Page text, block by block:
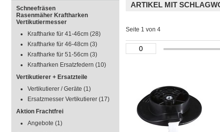
Schneefräsen
Rasenmäher Kraftharken
Vertikutiermesser
Kraftharke für 41-46cm (28)
Kraftharke für 46-48cm (3)
Kraftharke für 51-56cm (3)
Kraftharken Ersatzfedern (10)
Vertikutierer + Ersatzteile
Vertikutierer / Geräte (1)
Ersatzmesser Vertikutierer (17)
Aktion Frachtfrei
Angebote (1)
ARTIKEL MIT
Seite 1 von 4